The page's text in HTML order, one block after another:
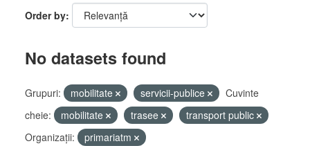
Order by
No datasets found
Grupuri: mobilitate servicii-publice
Cuvinte
cheie:
mobilitate trasee
transport public
Organizații:
primariatm